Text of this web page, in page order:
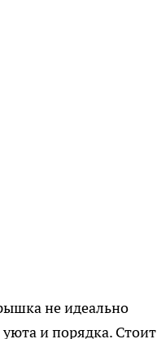
не идеально
и порядка. Стоит